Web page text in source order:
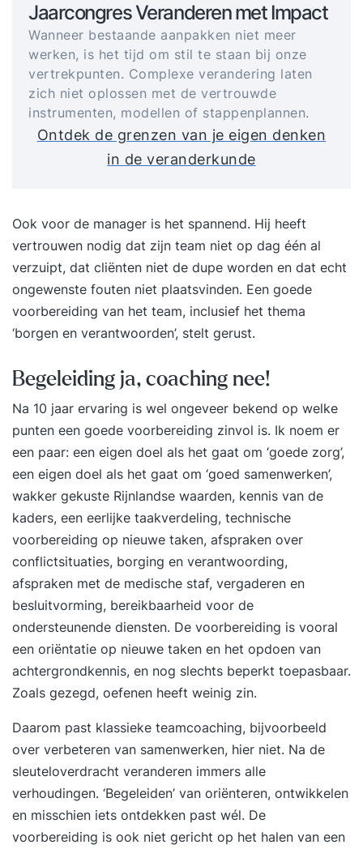
Jaarcongres Veranderen met Impact
Wanneer bestaande aanpakken niet meer
werken, is het tijd om stil te staan bij onze
vertrekpunten. Complexe verandering laten
zich niet oplossen met de vertrouwde
instrumenten, modellen of stappenplannen.
Ontdek de grenzen van je eigen denken
in de veranderkunde
Ook voor de manager is het spannend. Hij heeft
vertrouwen nodig dat zijn team niet op dag één al
verzuipt, dat cliënten niet de dupe worden en dat echt
ongewenste fouten niet plaatsvinden. Een goede
voorbereiding van het team, inclusief het thema
‘borgen en verantwoorden’, stelt gerust.
Begeleiding ja, coaching nee!
Na 10 jaar ervaring is wel ongeveer bekend op welke
punten een goede voorbereiding zinvol is. Ik noem er
een paar: een eigen doel als het gaat om ‘goede zorg’,
een eigen doel als het gaat om ‘goed samenwerken’,
wakker gekuste Rijnlandse waarden, kennis van de
kaders, een eerlijke taakverdeling, technische
voorbereiding op nieuwe taken, afspraken over
conflictsituaties, borging en verantwoording,
afspraken met de medische staf, vergaderen en
besluitvorming, bereikbaarheid voor de
ondersteunende diensten. De voorbereiding is vooral
een oriëntatie op nieuwe taken en het opdoen van
achtergrondkennis, en nog slechts beperkt toepasbaar.
Zoals gezegd, oefenen heeft weinig zin.
Daarom past klassieke teamcoaching, bijvoorbeeld
over verbeteren van samenwerken, hier niet. Na de
sleuteloverdracht veranderen immers alle
verhoudingen. ‘Begeleiden’ van oriënteren, ontwikkelen
en misschien iets ontdekken past wél. De
voorbereiding is ook niet gericht op het halen van een